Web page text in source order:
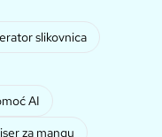
slikovnica
AI
za mangu